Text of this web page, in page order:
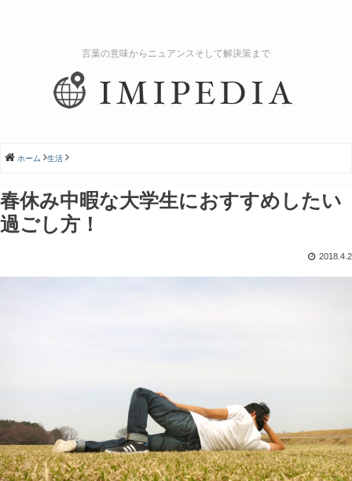
言葉の意味からニュアンスそして解決策まで
ホーム 生活
春休み中暇な大学生におすすめしたい
過ごし方！
2018.4.2